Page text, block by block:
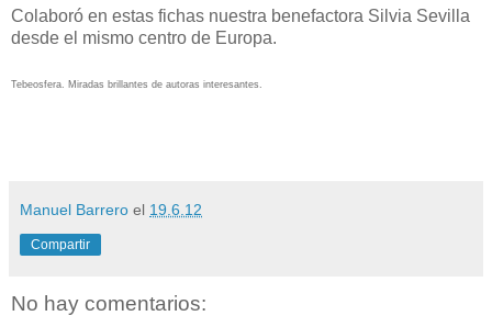
Colaboró en estas fichas nuestra benefactora Silvia Sevilla
desde el mismo centro de Europa.
Tebeosfera. Miradas brillantes de autoras interesantes.
Manuel Barrero el 19.6.12
Compartir
No hay comentarios: